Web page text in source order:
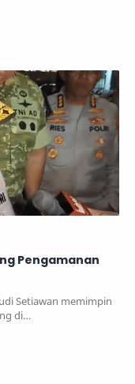
Pengamanan
Setiawan memimpin
di…